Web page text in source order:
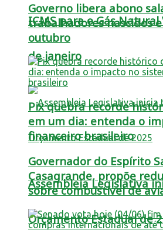
ICMS para o Gás
de janeiro
Assembleia Legislativa
Orçamento Estadual de
Governo libera abono
trabalhadores nascidos
outubro
Pix quebra recorde
em um dia: entenda o
financeiro brasileiro
Governador do Espírito
Casagrande, propõe
sobre combustível de